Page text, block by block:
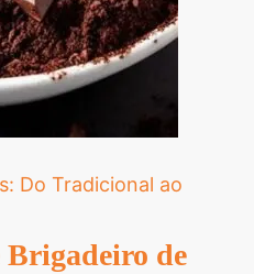
Do Tradicional ao
Brigadeiro de